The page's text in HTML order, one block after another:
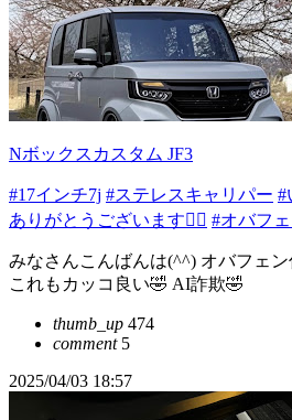
Nボックスカスタム JF3
#17インチ7j #ステレスキャリパー #
ありがとうございます🙇‍♂️ #オバフ
みなさんこんばんは(^^) オバフェ
これもカッコ良い🤣 AI詐欺🤣
thumb_up 474
comment5
2025/04/03 18:57